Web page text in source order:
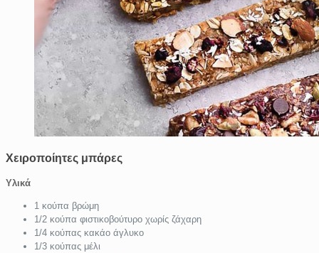
Χειροποίητες μπάρες
Υλικά
1 κούπα βρώμη
1/2 κούπα φιστικοβούτυρο χωρίς ζάχαρη
1/4 κούπας κακάο άγλυκο
1/3 κούπας μέλι